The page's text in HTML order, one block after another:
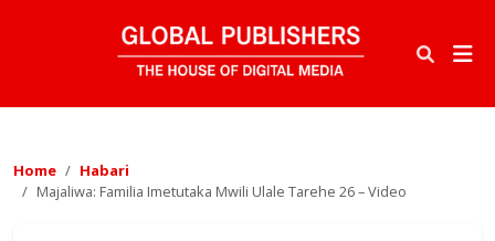
Home
Habari
Majaliwa: Familia Imetutaka Mwili Ulale Tarehe 26 – Video